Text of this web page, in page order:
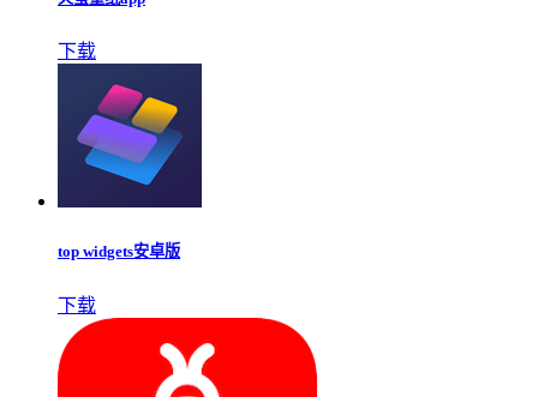
下载
top widgets安卓版
下载